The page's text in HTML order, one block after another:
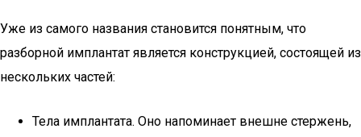
Уже из самого названия становится понятным, что
разборной имплантат является конструкцией, состоящей из
нескольких частей:
Тела имплантата. Оно напоминает внешне стержень,